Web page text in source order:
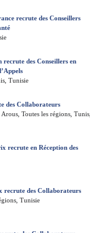
recrute des Conseillers
recrute des Conseillers en
Tunisie
des Collaborateurs
Toutes les régions, Tunis,
recrute en Réception des
recrute des Collaborateurs
Tunisie